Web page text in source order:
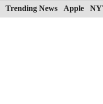
Skip
to
Trending News Apple